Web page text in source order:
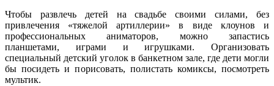
Чтобы развлечь детей на свадьбе своими силами, без
привлечения «тяжелой артиллерии» в виде клоунов и
профессиональных аниматоров, можно запастись
планшетами, играми и игрушками. Организовать
специальный детский уголок в банкетном зале, где дети могли
бы посидеть и порисовать, полистать комиксы, посмотреть
мультик.